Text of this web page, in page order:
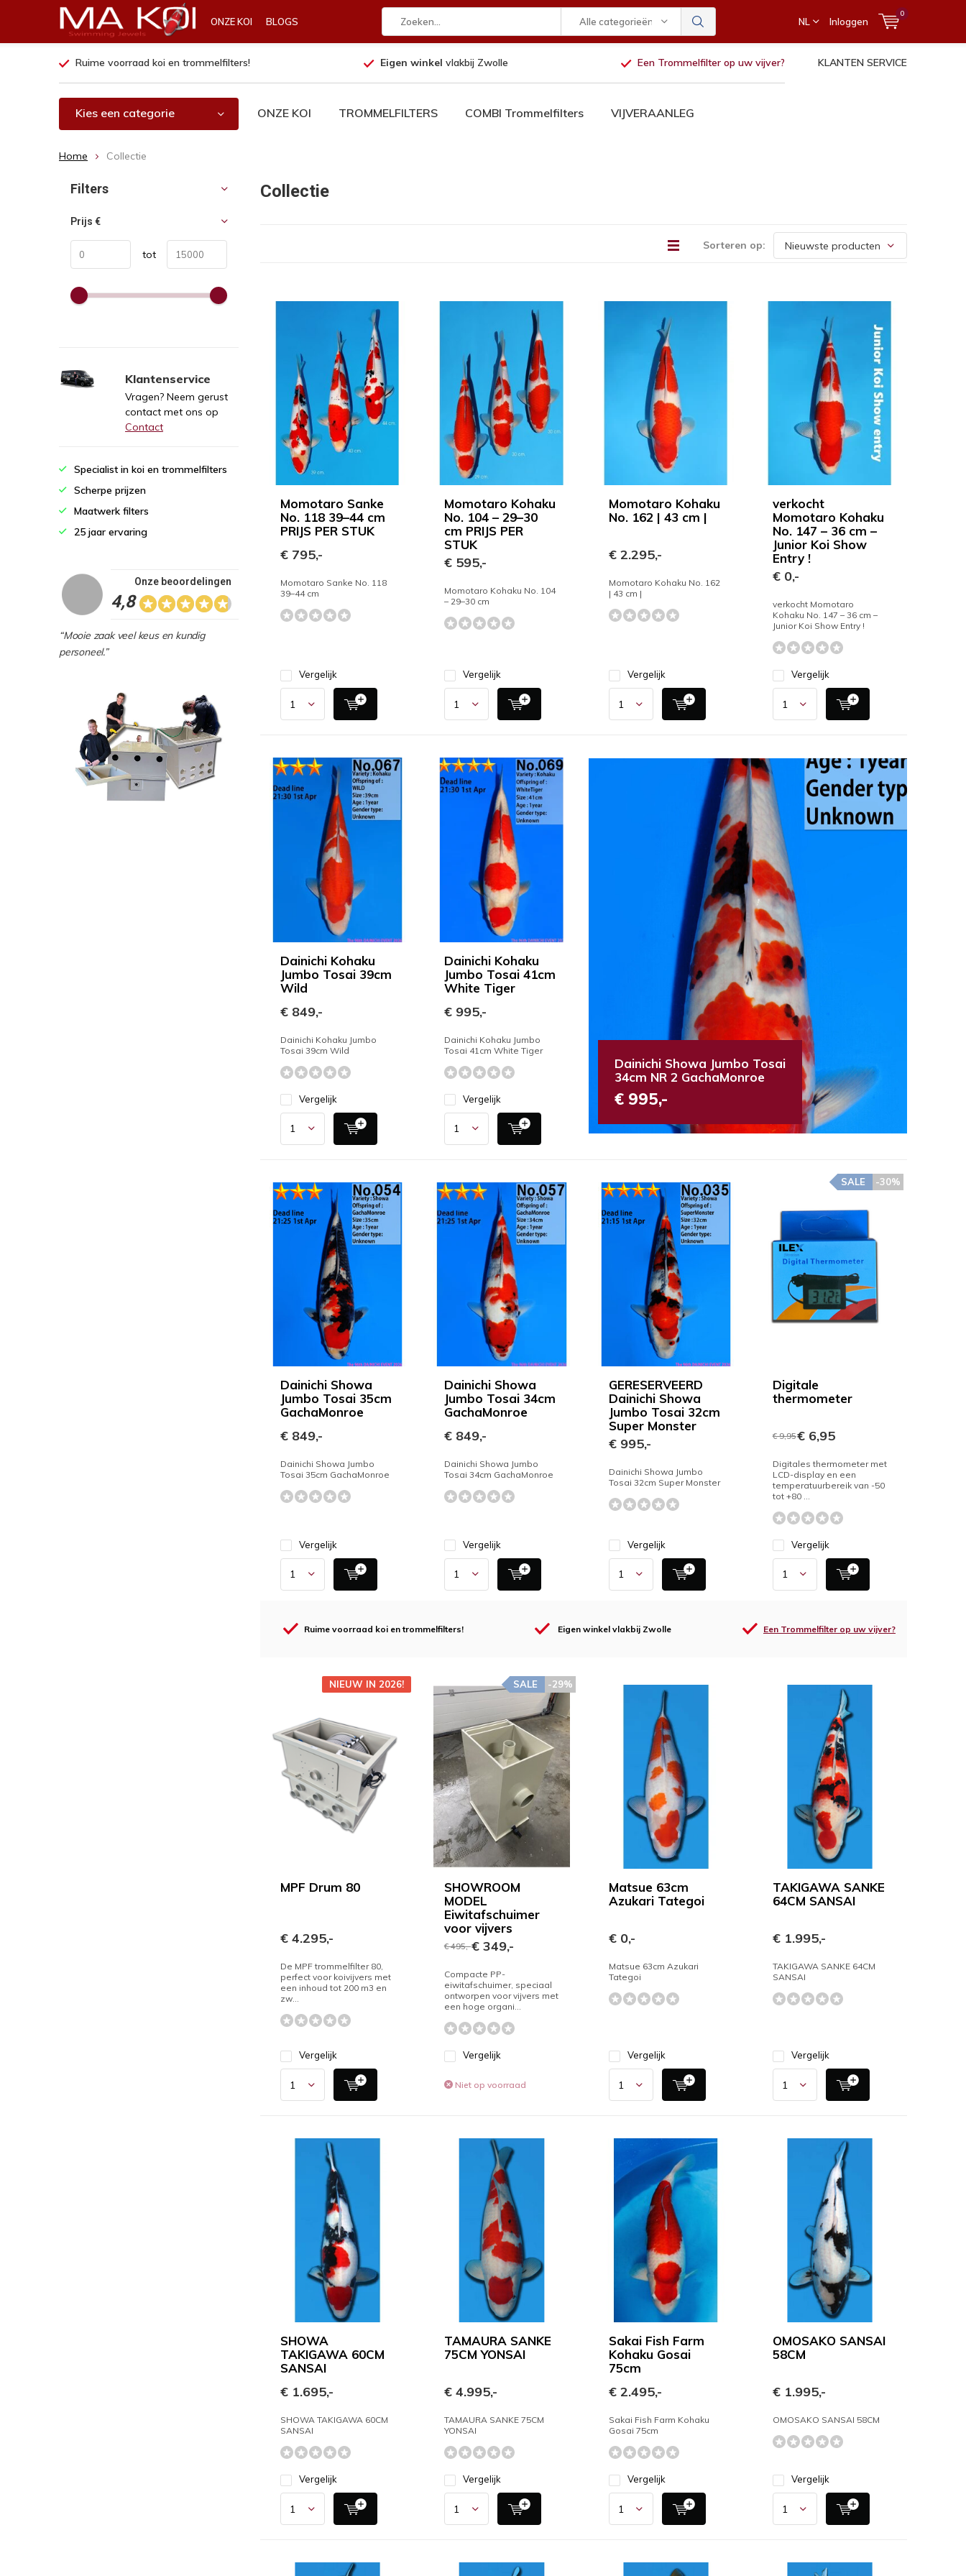
ONZE KOI BLOGS Alle categorieën NL Inloggen
0
Ruime voorraad koi en trommelfilters! Eigen winkel vlakbij Zwolle Een Trommelfilter op uw vijver? KLANTEN SERVICE
Kies een categorie ONZE KOI TROMMELFILTERS COMBI Trommelfilters VIJVERAANLEG
Home Collectie
Collectie
Sorteren op:
Momotaro Sanke
No. 118 39–44 cm
PRIJS PER STUK
€ 795,-
Momotaro Sanke No. 118
39–44 cm
Vergelijk
Momotaro Kohaku
No. 104 – 29–30
cm PRIJS PER
STUK
€ 595,-
Momotaro Kohaku No. 104
– 29–30 cm
Vergelijk
Momotaro Kohaku
No. 162 | 43 cm |
€ 2.295,-
Momotaro Kohaku No. 162
| 43 cm |
Vergelijk
verkocht
Momotaro Kohaku
No. 147 – 36 cm –
Junior Koi Show
Entry !
€ 0,-
verkocht Momotaro
Kohaku No. 147 – 36 cm –
Junior Koi Show Entry !
Vergelijk
Dainichi Kohaku
Jumbo Tosai 39cm
Wild
€ 849,-
Dainichi Kohaku Jumbo
Tosai 39cm Wild
Vergelijk
Dainichi Kohaku
Jumbo Tosai 41cm
White Tiger
€ 995,-
Dainichi Kohaku Jumbo
Tosai 41cm White Tiger
Vergelijk
Dainichi Showa Jumbo Tosai
34cm NR 2 GachaMonroe
€ 995,-
Dainichi Showa
Jumbo Tosai 35cm
GachaMonroe
€ 849,-
Dainichi Showa Jumbo
Tosai 35cm GachaMonroe
Vergelijk
Dainichi Showa
Jumbo Tosai 34cm
GachaMonroe
€ 849,-
Dainichi Showa Jumbo
Tosai 34cm GachaMonroe
Vergelijk
GERESERVEERD
Dainichi Showa
Jumbo Tosai 32cm
Super Monster
€ 995,-
Dainichi Showa Jumbo
Tosai 32cm Super Monster
Vergelijk
Digitale
thermometer
-30%
SALE
€ 9,95€ 6,95
Digitales thermometer met
LCD-display en een
temperatuurbereik van -50
tot +80 ...
Vergelijk
Ruime voorraad koi en trommelfilters! Eigen winkel vlakbij Zwolle Een Trommelfilter op uw vijver?
MPF Drum 80
NIEUW IN 2026!
€ 4.295,-
De MPF trommelfilter 80,
perfect voor koivijvers met
een inhoud tot 200 m3 en
zw...
Vergelijk
SHOWROOM
MODEL
Eiwitafschuimer
voor vijvers
-29%
SALE
€ 495,-€ 349,-
Compacte PP-
eiwitafschuimer, speciaal
ontworpen voor vijvers met
een hoge organi...
Vergelijk
Niet op voorraad
Matsue 63cm
Azukari Tategoi
€ 0,-
Matsue 63cm Azukari
Tategoi
Vergelijk
TAKIGAWA SANKE
64CM SANSAI
€ 1.995,-
TAKIGAWA SANKE 64CM
SANSAI
Vergelijk
SHOWA
TAKIGAWA 60CM
SANSAI
€ 1.695,-
SHOWA TAKIGAWA 60CM
SANSAI
Vergelijk
TAMAURA SANKE
75CM YONSAI
€ 4.995,-
TAMAURA SANKE 75CM
YONSAI
Vergelijk
Sakai Fish Farm
Kohaku Gosai
75cm
€ 2.495,-
Sakai Fish Farm Kohaku
Gosai 75cm
Vergelijk
OMOSAKO SANSAI
58CM
€ 1.995,-
OMOSAKO SANSAI 58CM
Vergelijk
Sorteren op:
Filters
Prijs €
tot
Klantenservice
Vragen? Neem gerust
contact met ons op
Contact
Specialist in koi en trommelfilters
Scherpe prijzen
Maatwerk filters
25 jaar ervaring
4,8
Onze beoordelingen
“Mooie zaak veel keus en kundig
personeel.”